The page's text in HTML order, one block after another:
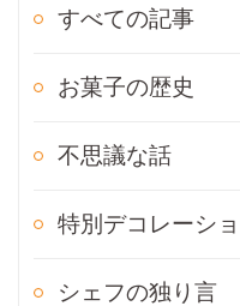
すべての記事
お菓子の歴史
不思議な話
特別デコレーシ
シェフの独り言